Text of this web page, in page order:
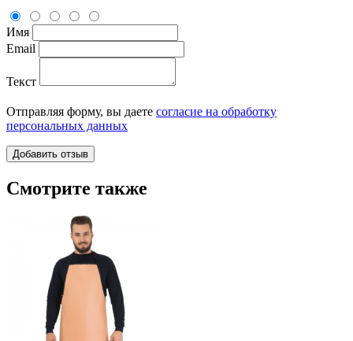
Имя
Email
Текст
Отправляя форму, вы даете согласие на обработку
персональных данных
Смотрите также